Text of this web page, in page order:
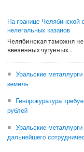
На границе Челябинской
нелегальных казанов
Челябинская таможня
ввезенных чугунных...
Уральские
земель
Генпрокуратура
рублей
Уральские
дальнейшего